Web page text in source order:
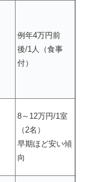
例年4万円前
後/1人（食事
付）
8～12万円/1室
（2名）
早期ほど安い傾
向